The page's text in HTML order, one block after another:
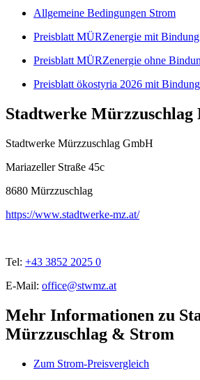
Allgemeine Bedingungen Strom
Preisblatt MÜRZenergie mit Bindung
Preisblatt MÜRZenergie ohne
Preisblatt ökostyria 2026 mit Bindung
Stadtwerke
Stadtwerke Mürzzuschlag GmbH
Mariazeller Straße 45c
8680 Mürzzuschlag
https://www.stadtwerke-mz.at/
Tel: +43 3852 2025 0
E-Mail: office@stwmz.at
Mehr Informationen zu
Mürzzuschlag & Strom
Zum Strom-Preisvergleich